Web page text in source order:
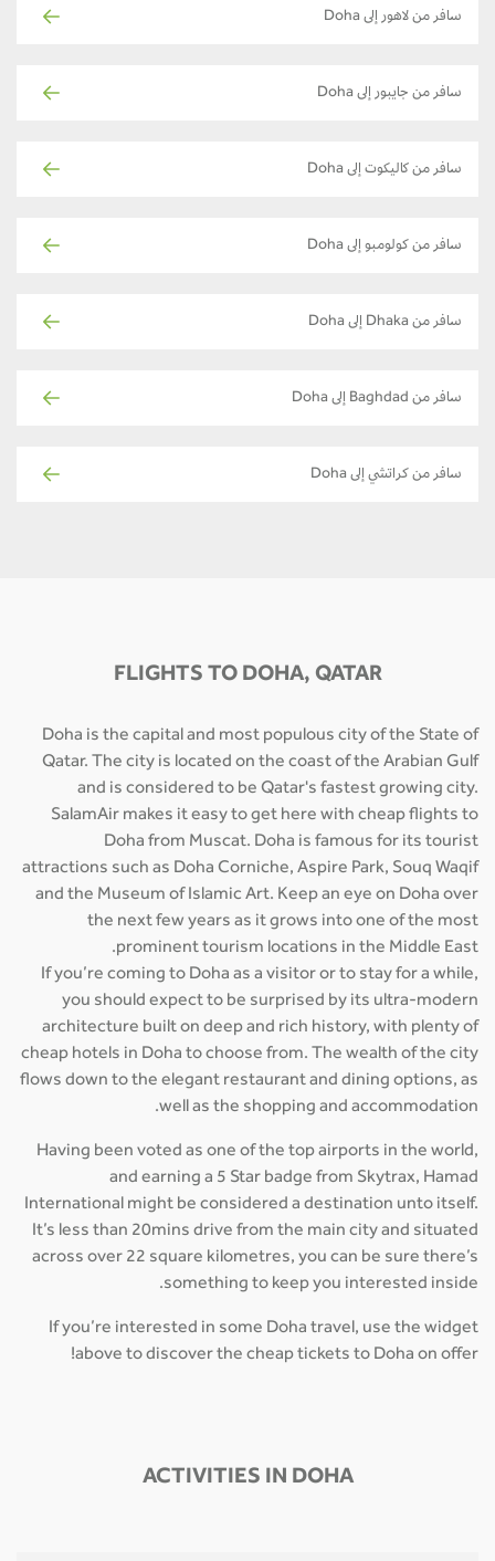
سافر من لاهور إلى Doha
سافر من جايبور إلى Doha
سافر من كاليكوت إلى Doha
سافر من كولومبو إلى Doha
سافر من Dhaka إلى Doha
سافر من Baghdad إلى Doha
سافر من كراتشي إلى Doha
FLIGHTS TO DOHA, QATAR
Doha is the capital and most populous city of the State of
Qatar. The city is located on the coast of the Arabian Gulf
and is considered to be Qatar's fastest growing city.
SalamAir makes it easy to get here with cheap flights to
Doha from Muscat. Doha is famous for its tourist
attractions such as Doha Corniche, Aspire Park, Souq Waqif
and the Museum of Islamic Art. Keep an eye on Doha over
the next few years as it grows into one of the most
prominent tourism locations in the Middle East.
If you’re coming to Doha as a visitor or to stay for a while,
you should expect to be surprised by its ultra-modern
architecture built on deep and rich history, with plenty of
cheap hotels in Doha to choose from. The wealth of the city
flows down to the elegant restaurant and dining options, as
well as the shopping and accommodation.
Having been voted as one of the top airports in the world,
and earning a 5 Star badge from Skytrax, Hamad
International might be considered a destination unto itself.
It’s less than 20mins drive from the main city and situated
across over 22 square kilometres, you can be sure there’s
something to keep you interested inside.
If you’re interested in some Doha travel, use the widget
above to discover the cheap tickets to Doha on offer!
ACTIVITIES IN DOHA